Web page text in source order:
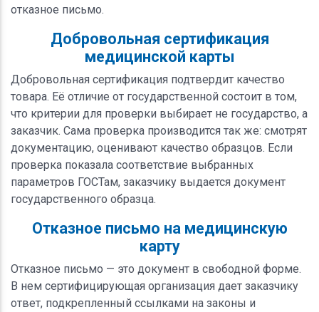
отказное письмо.
Добровольная сертификация
медицинской карты
Добровольная сертификация подтвердит качество
товара. Её отличие от государственной состоит в том,
что критерии для проверки выбирает не государство, а
заказчик. Сама проверка производится так же: смотрят
документацию, оценивают качество образцов. Если
проверка показала соответствие выбранных
параметров ГОСТам, заказчику выдается документ
государственного образца.
Отказное письмо на медицинскую
карту
Отказное письмо — это документ в свободной форме.
В нем сертифицирующая организация дает заказчику
ответ, подкрепленный ссылками на законы и